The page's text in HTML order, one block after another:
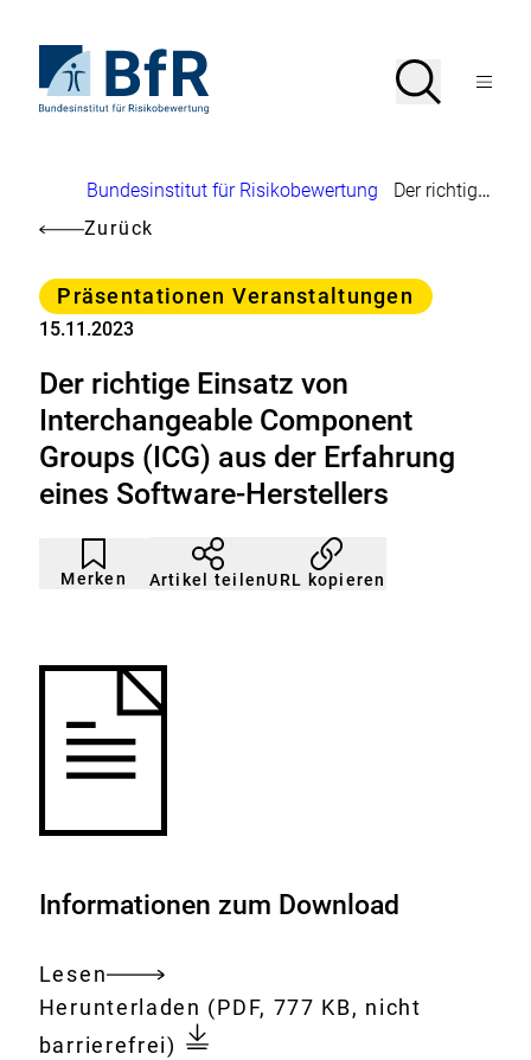
Seiteninhalt
springenStartseite
von
Suche
SucheMenü
Brotkrumennavigation
Bundesinstitut für Risikobewertung
Der richtige Einsatz von Interchangeable Component Groups (ICG) aus der Erfahrung eines Software-Herstellers
Zurück
Kategorie
Präsentationen Veranstaltungen
15.11.2023
Der richtige Einsatz von
Interchangeable Component
Groups (ICG) aus der Erfahrung
eines Software-Herstellers
Merken
Artikel
nicht
gemerkt
Durch
Klicken
der
Artikel teilenURL kopieren
Informationen zum Download
Lesen
Gesamtes
Dokument
Download:
Herunterladen Der
richtige
(PDF, 777 KB, nicht
barrierefrei)